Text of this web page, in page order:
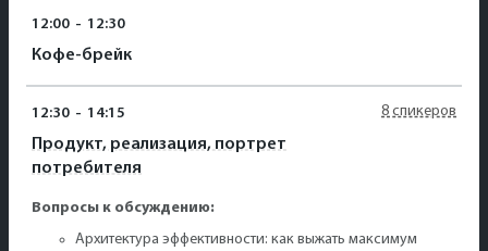
12:00 - 12:30
Кофе-брейк
12:30 - 14:15
Продукт, реализация, портрет
потребителя
8 спикеров
Вопросы к обсуждению:
Архитектура эффективности: как выжать максимум